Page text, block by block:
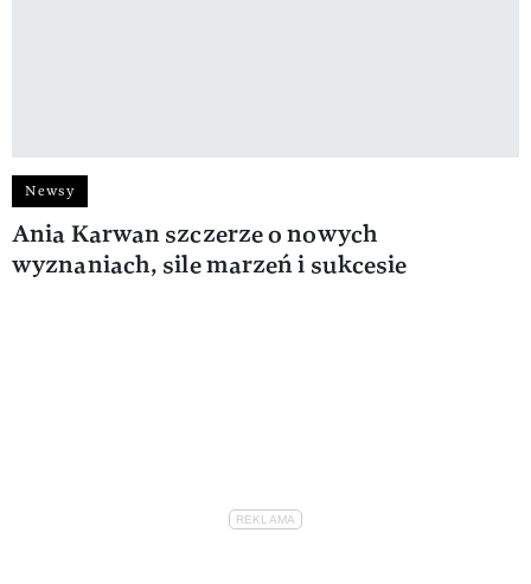
Newsy
Ania Karwan szczerze o nowych
wyznaniach, sile marzeń i sukcesie